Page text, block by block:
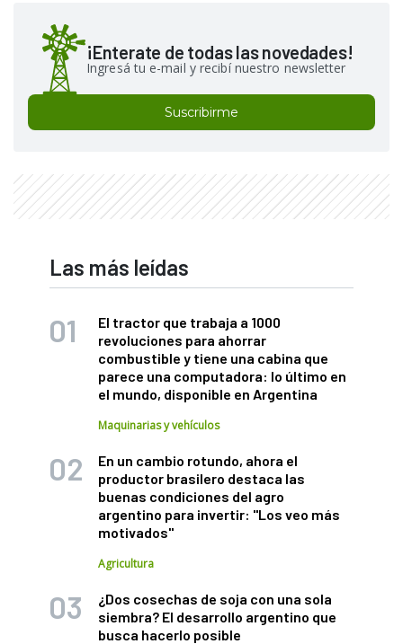
¡Enterate de todas las novedades!
Ingresá tu e-mail y recibí nuestro newsletter
Suscribirme
Las más leídas
El tractor que trabaja a 1000
revoluciones para ahorrar
combustible y tiene una cabina que
parece una computadora: lo último en
el mundo, disponible en Argentina
Maquinarias y vehículos
En un cambio rotundo, ahora el
productor brasilero destaca las
buenas condiciones del agro
argentino para invertir: "Los veo más
motivados"
Agricultura
¿Dos cosechas de soja con una sola
siembra? El desarrollo argentino que
busca hacerlo posible